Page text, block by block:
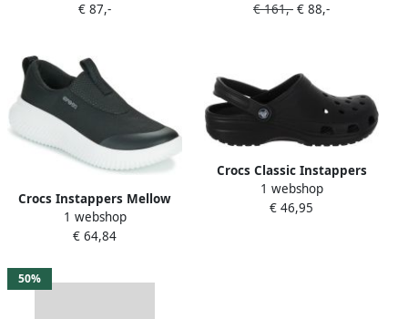
Zwart
€ 87,-
Zwart
€ 161,- € 88,-
Crocs Instappers Mellow
Ease
1 webshop
€ 64,84
Crocs Classic Instappers
Senior
1 webshop
€ 46,95
50%